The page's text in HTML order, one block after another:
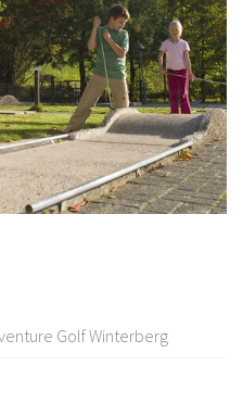
Golf Winterberg